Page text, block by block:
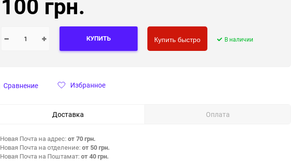
КУПИТЬ Купить быстро В наличии
Сравнение Избранное
Доставка Оплата
Новая Почта на адрес:от 70 грн.
Новая Почта на отделение:от 50 грн.
Новая Почта на Поштамат:от 40 грн.